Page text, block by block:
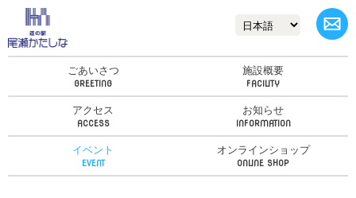
ごあいさつ 施設概要
アクセス お知らせ
イベント オンラインショップ